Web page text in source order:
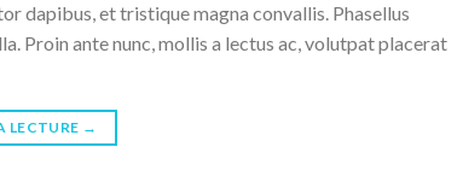
dapibus, et tristique magna convallis. Phasellus
Proin ante nunc, mollis a lectus ac, volutpat placerat
LECTURE →